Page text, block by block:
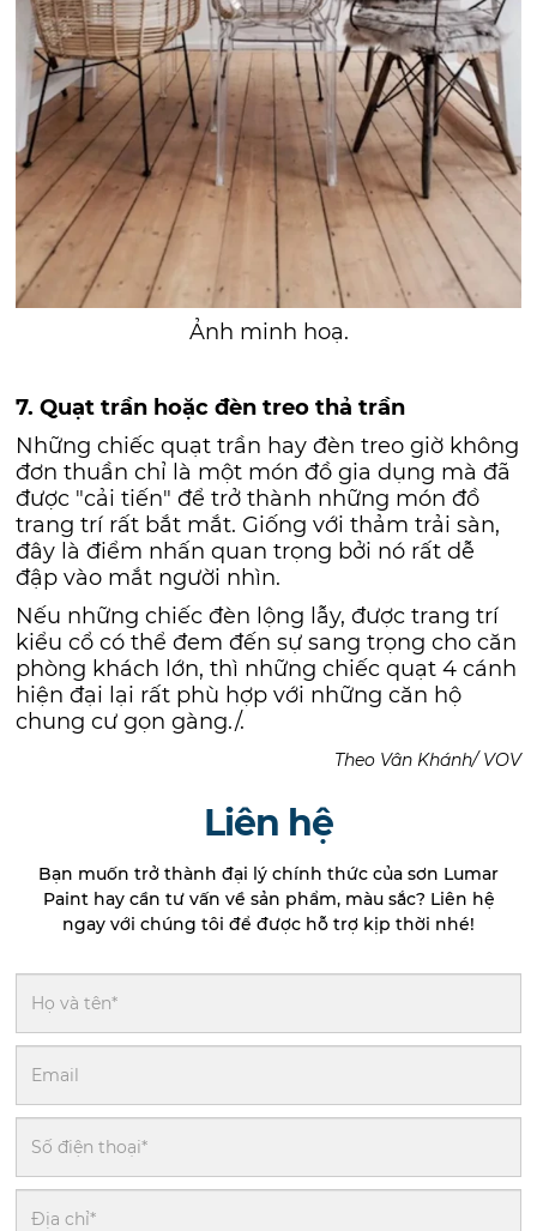
Ảnh minh hoạ.
7. Quạt trần hoặc đèn treo thả trần
Những chiếc quạt trần hay đèn treo giờ không
đơn thuần chỉ là một món đồ gia dụng mà đã
được "cải tiến" để trở thành những món đồ
trang trí rất bắt mắt. Giống với thảm trải sàn,
đây là điểm nhấn quan trọng bởi nó rất dễ
đập vào mắt người nhìn.
Nếu những chiếc đèn lộng lẫy, được trang trí
kiểu cổ có thể đem đến sự sang trọng cho căn
phòng khách lớn, thì những chiếc quạt 4 cánh
hiện đại lại rất phù hợp với những căn hộ
chung cư gọn gàng./.
Theo Vân Khánh/ VOV
Liên hệ
Bạn muốn trở thành đại lý chính thức của sơn Lumar
Paint hay cần tư vấn về sản phẩm, màu sắc? Liên hệ
ngay với chúng tôi để được hỗ trợ kịp thời nhé!